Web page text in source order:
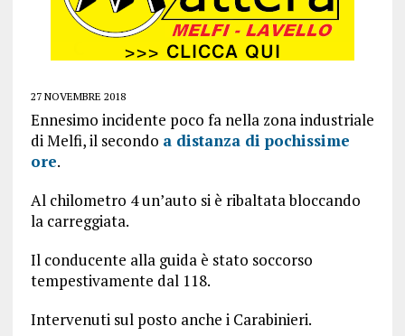
27 NOVEMBRE 2018
Ennesimo incidente poco fa nella zona industriale
di Melfi, il secondo a distanza di pochissime
ore.
Al chilometro 4 un’auto si è ribaltata bloccando
la carreggiata.
Il conducente alla guida è stato soccorso
tempestivamente dal 118.
Intervenuti sul posto anche i Carabinieri.